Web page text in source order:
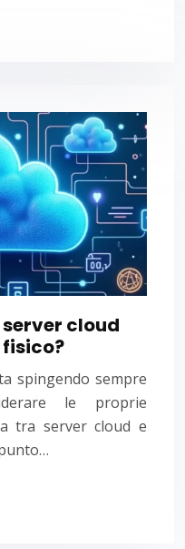
cloud
spingendo sempre
le proprie
tra server cloud e